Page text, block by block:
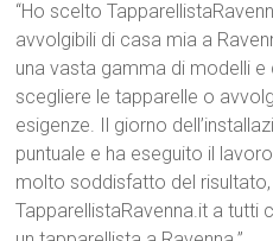
“Ho scelto
avvolgibili di casa mia a
una vasta gamma di modelli
scegliere le tapparelle o
esigenze. Il giorno
puntuale e ha eseguito il
molto soddisfatto del
TapparellistaRavenna.it a tutti